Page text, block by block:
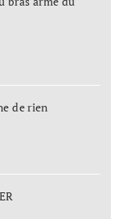
de rien